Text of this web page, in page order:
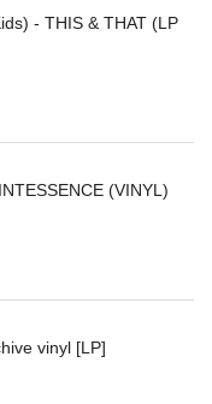
- THIS & THAT (LP
(VINYL)
vinyl [LP]